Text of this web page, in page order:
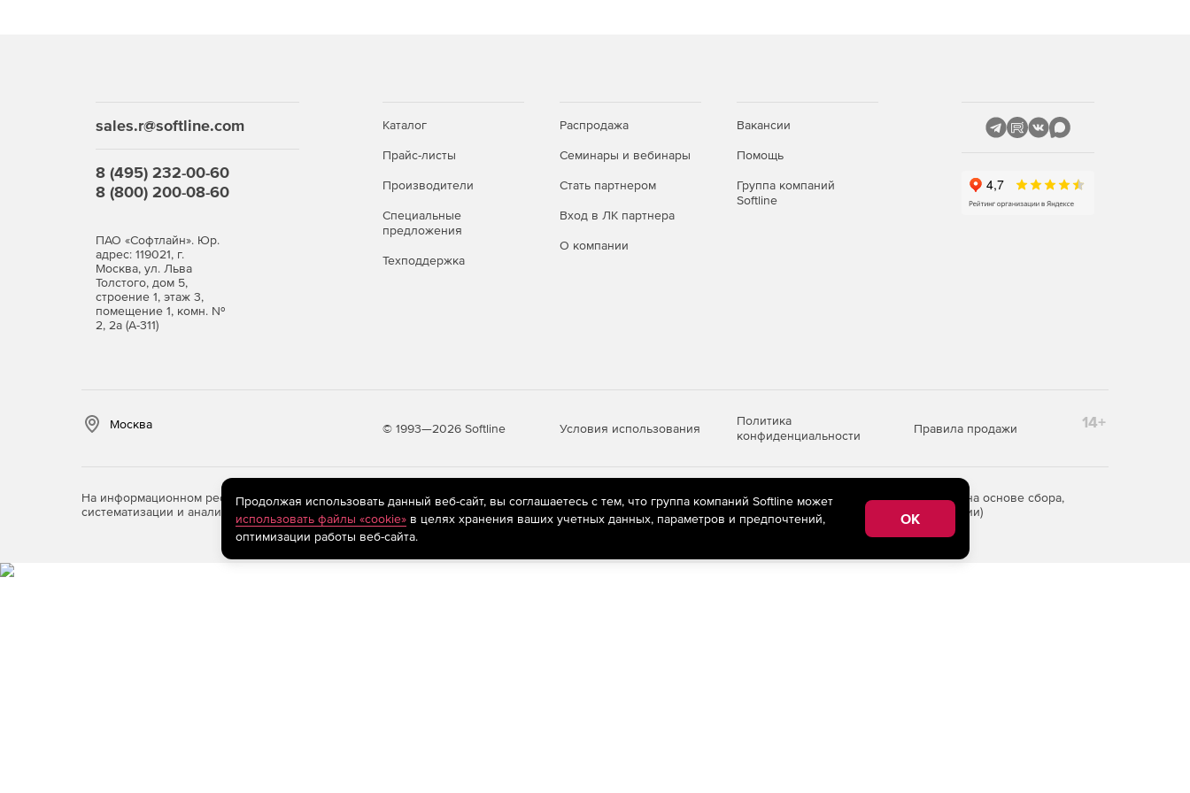
sales.r@softline.com
8 (495) 232-00-60
8 (800) 200-08-60
ПАО «Софтлайн». Юр.
адрес: 119021, г.
Москва, ул. Льва
Толстого, дом 5,
строение 1, этаж 3,
помещение 1, комн. №
2, 2а (А-311)
Каталог
Прайс-листы
Производители
Специальные
предложения
Техподдержка
Распродажа
Семинары и вебинары
Стать партнером
Вход в ЛК партнера
О компании
Вакансии
Помощь
Группа компаний
Softline
Москва © 1993—2026 Softline Условия использования
Политика
конфиденциальности
Правила продажи 14+
На информационном ресурсе store.softline.ru применяютсярекомендательные технологии(информационные технологии предоставления информации на основе сбора,
систематизации и анализа сведений, относящихся к предпочтениям пользователей сети «Интернет», находящихся на территории Российской Федерации)
Продолжая использовать данный веб-сайт, вы соглашаетесь с тем, что группа компаний Softline может
использовать файлы «cookie»в целях хранения ваших учетных данных, параметров и предпочтений,
оптимизации работы веб-сайта.
OK